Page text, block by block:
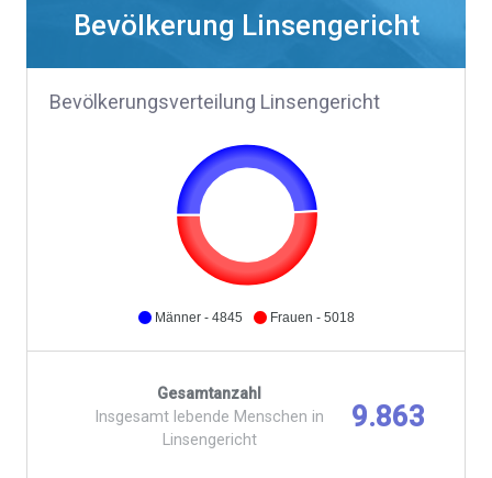
Bevölkerung Linsengericht
Bevölkerungsverteilung Linsengericht
Männer - 4845 Frauen - 5018
Gesamtanzahl
Insgesamt lebende Menschen in
Linsengericht
9.863